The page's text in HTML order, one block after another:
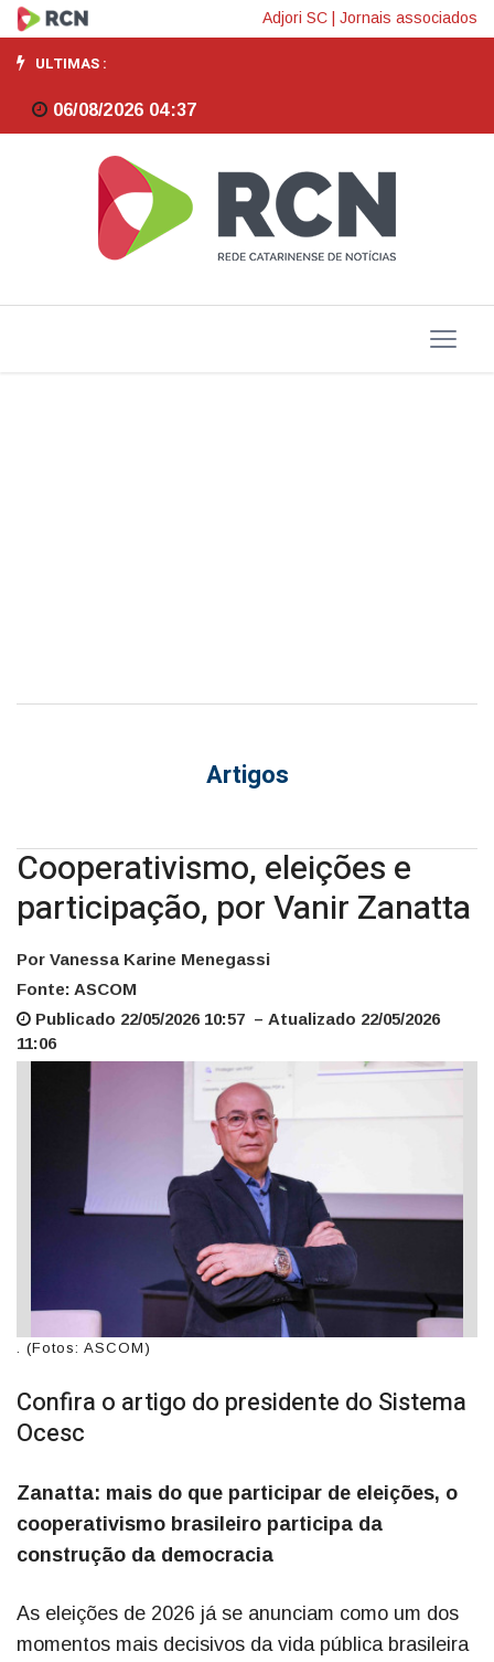
Cooperativismo,
eleições
e
participação,
Zanatta
Adjori SC Jornais associados
ULTIMAS :
06/08/2026 04:37
Artigos
Cooperativismo, eleições e
participação, por Vanir Zanatta
Por Vanessa Karine Menegassi
Fonte: ASCOM
Publicado 22/05/2026 10:57 – Atualizado 22/05/2026
11:06
. (Fotos: ASCOM)
Confira o artigo do presidente do Sistema
Ocesc
Zanatta: mais do que participar de eleições, o
cooperativismo brasileiro participa da
construção da democracia
As eleições de 2026 já se anunciam como um dos
momentos mais decisivos da vida pública brasileira